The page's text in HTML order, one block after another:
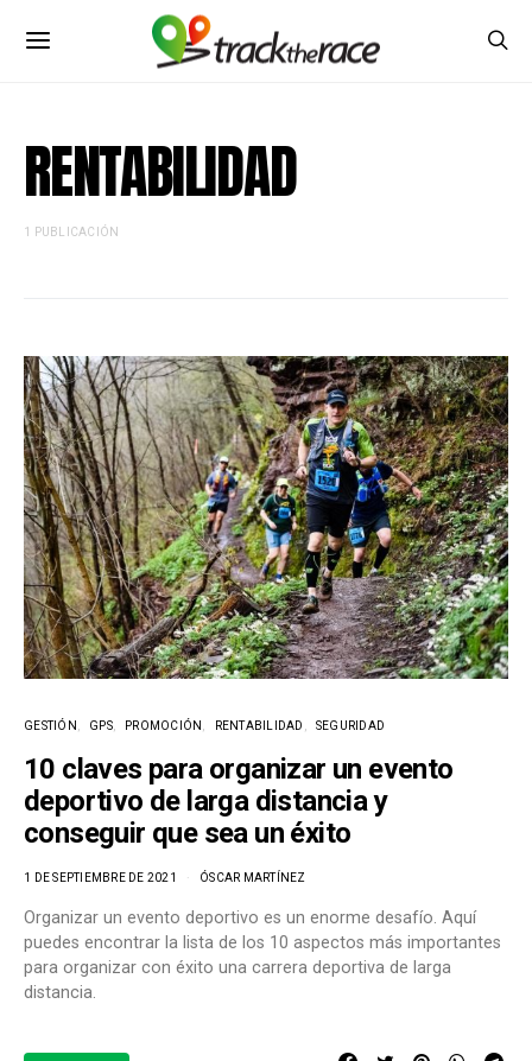
RENTABILIDAD
1 PUBLICACIÓN
GESTIÓN GPS PROMOCIÓN RENTABILIDAD SEGURIDAD
10 claves para organizar un evento
deportivo de larga distancia y
conseguir que sea un éxito
1 DE SEPTIEMBRE DE 2021 ÓSCAR MARTÍNEZ
Organizar un evento deportivo es un enorme desafío. Aquí
puedes encontrar la lista de los 10 aspectos más importantes
para organizar con éxito una carrera deportiva de larga
distancia.